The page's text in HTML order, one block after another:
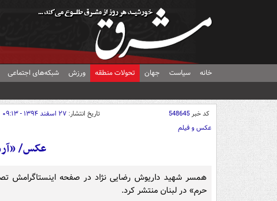
خانه سیاست جهان تحولات منطقه ورزش شبکه‌های اجتماعی
کد خبر548645 تاریخ انتشار: ۲۷ اسفند ۱۳۹۴ - ۰۹:۱۳
عکس و فیلم
عکس/
همسر شهید داریوش رضایی نژاد در صفحه اینستاگرامش
حرم» در لبنان منتشر کرد.